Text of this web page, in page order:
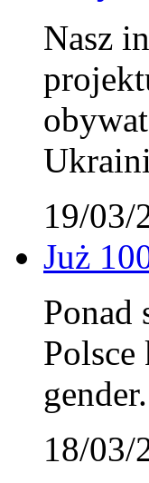
Nasz
19/03/
Już
Ponad
gender.
18/03/